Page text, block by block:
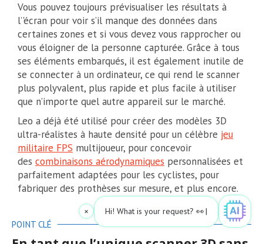
Vous pouvez toujours prévisualiser les résultats à
l’'écran pour voir s’il manque des données dans
certaines zones et si vous devez vous rapprocher ou
vous éloigner de la personne capturée. Grâce à tous
ses éléments embarqués, il est également inutile de
se connecter à un ordinateur, ce qui rend le scanner
plus polyvalent, plus rapide et plus facile à utiliser
que n’importe quel autre appareil sur le marché.
Leo a déjà été utilisé pour créer des modèles 3D
ultra-réalistes à haute densité pour un célèbre jeu
militaire FPS multijoueur, pour concevoir
des combinaisons aérodynamiques personnalisées et
parfaitement adaptées pour les cyclistes, pour
fabriquer des prothèses sur mesure, et plus encore.
POINT CLÉ
Hi! What is your request? 👀
×